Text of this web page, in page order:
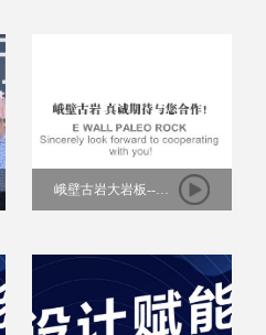
峨壁古岩大岩板--中
文版视频